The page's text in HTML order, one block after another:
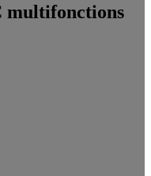
multifonctions